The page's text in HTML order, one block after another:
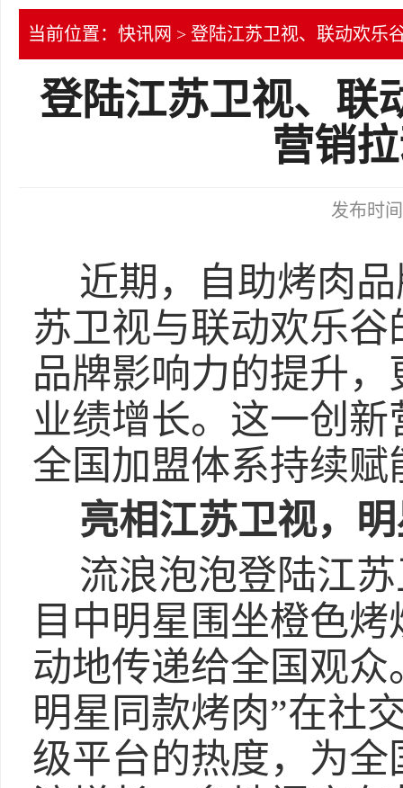
当前位置： 快讯网 > 登陆江苏卫视、联动欢乐
登陆江苏卫视、联
营销
发布时
近期，自助烤肉
苏卫视与联动欢乐
品牌影响力的提升
业绩增长。这一创
全国加盟体系持续赋
亮相江苏卫视，
流浪泡泡登陆江
目中明星围坐橙色
动地传递给全国观
明星同款烤肉”在社
级平台的热度，为